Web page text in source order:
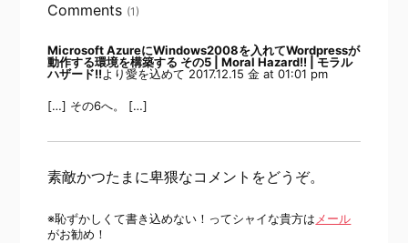
Comments (1)
Microsoft AzureにWindows2008を入れてWordpressが
動作する環境を構築する その5 | Moral Hazard!! | モラル
ハザード!!より愛を込めて2017.12.15 金 at 01:01 pm
[…] その6へ。 […]
素敵かつたまに卑猥なコメントをどうぞ。
※恥ずかしくて書き込めない！ってシャイな貴方はメール
がお勧め！